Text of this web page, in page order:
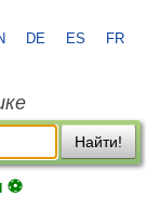
DE ES FR
Найти!
⚽